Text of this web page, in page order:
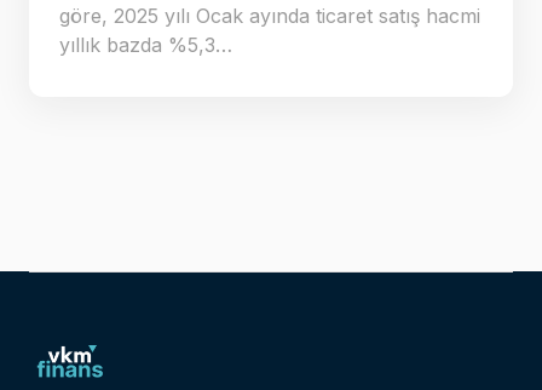
göre, 2025 yılı Ocak ayında ticaret satış hacmi
yıllık bazda %5,3…